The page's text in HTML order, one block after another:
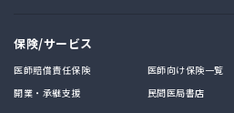
保険/サービス
医師賠償責任保険
医師向け保険一覧
開業・承継支援
民間医局書店